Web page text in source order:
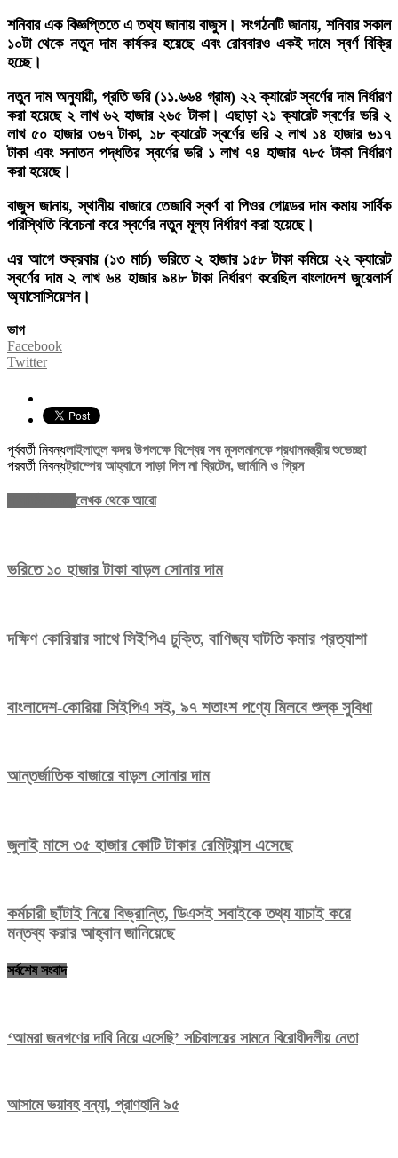
শনিবার এক বিজ্ঞপ্তিতে এ তথ্য জানায় বাজুস। সংগঠনটি জানায়, শনিবার সকাল
১০টা থেকে নতুন দাম কার্যকর হয়েছে এবং রোববারও একই দামে স্বর্ণ বিক্রি
হচ্ছে।
নতুন দাম অনুযায়ী, প্রতি ভরি (১১.৬৬৪ গ্রাম) ২২ ক্যারেট স্বর্ণের দাম নির্ধারণ
করা হয়েছে ২ লাখ ৬২ হাজার ২৬৫ টাকা। এছাড়া ২১ ক্যারেট স্বর্ণের ভরি ২
লাখ ৫০ হাজার ৩৬৭ টাকা, ১৮ ক্যারেট স্বর্ণের ভরি ২ লাখ ১৪ হাজার ৬১৭
টাকা এবং সনাতন পদ্ধতির স্বর্ণের ভরি ১ লাখ ৭৪ হাজার ৭৮৫ টাকা নির্ধারণ
করা হয়েছে।
বাজুস জানায়, স্থানীয় বাজারে তেজাবি স্বর্ণ বা পিওর গোল্ডের দাম কমায় সার্বিক
পরিস্থিতি বিবেচনা করে স্বর্ণের নতুন মূল্য নির্ধারণ করা হয়েছে।
এর আগে শুক্রবার (১৩ মার্চ) ভরিতে ২ হাজার ১৫৮ টাকা কমিয়ে ২২ ক্যারেট
স্বর্ণের দাম ২ লাখ ৬৪ হাজার ৯৪৮ টাকা নির্ধারণ করেছিল বাংলাদেশ জুয়েলার্স
অ্যাসোসিয়েশন।
ভাগ
Facebook
Twitter
পূর্ববর্তী নিবন্ধলাইলাতুল কদর উপলক্ষে বিশ্বের সব মুসলমানকে প্রধানমন্ত্রীর শুভেচ্ছা
পরবর্তী নিবন্ধট্রাম্পের আহ্বানে সাড়া দিল না ব্রিটেন, জার্মানি ও গ্রিস
লেখক থেকে আরো
ভরিতে ১০ হাজার টাকা বাড়ল সোনার দাম
দক্ষিণ কোরিয়ার সাথে সিইপিএ চুক্তি, বাণিজ্য ঘাটতি কমার প্রত্যাশা
বাংলাদেশ-কোরিয়া সিইপিএ সই, ৯৭ শতাংশ পণ্যে মিলবে শুল্ক সুবিধা
আন্তর্জাতিক বাজারে বাড়ল সোনার দাম
জুলাই মাসে ৩৫ হাজার কোটি টাকার রেমিট্যান্স এসেছে
কর্মচারী ছাঁটাই নিয়ে বিভ্রান্তি, ডিএসই সবাইকে তথ্য যাচাই করে
মন্তব্য করার আহ্বান জানিয়েছে
সর্বশেষ সংবাদ
‘আমরা জনগণের দাবি নিয়ে এসেছি’ সচিবালয়ের সামনে বিরোধীদলীয় নেতা
আসামে ভয়াবহ বন্যা, প্রাণহানি ৯৫